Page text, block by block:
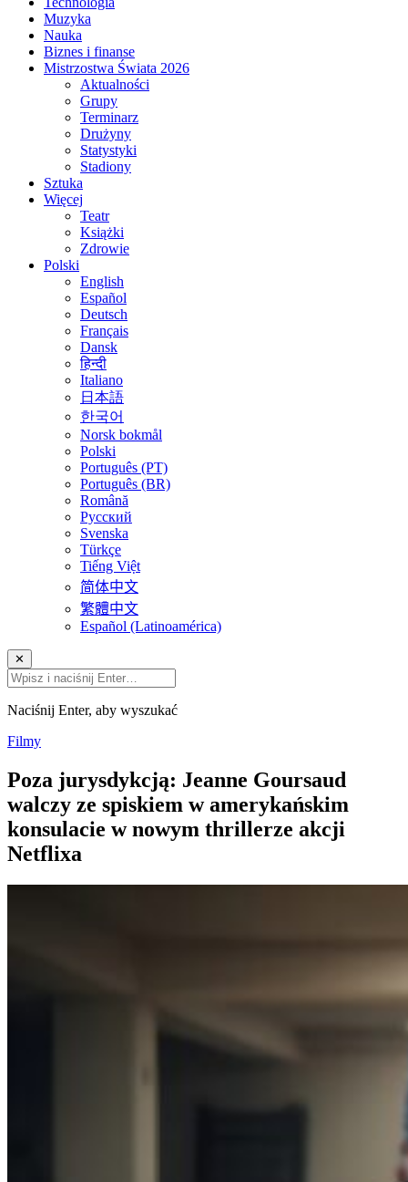
Muzyka
Nauka
Biznes i finanse
Mistrzostwa Świata 2026
Aktualności
Grupy
Terminarz
Drużyny
Statystyki
Stadiony
Sztuka
Więcej
Teatr
Książki
Zdrowie
Polski
English
Español
Deutsch
Français
Dansk
हिन्दी
Italiano
日本語
한국어
Norsk bokmål
Polski
Português (PT)
Português (BR)
Română
Русский
Svenska
Türkçe
Tiếng Việt
简体中文
繁體中文
Español (Latinoamérica)
✕
Naciśnij Enter, aby wyszukać
Filmy
Poza jurysdykcją: Jeanne Goursaud
walczy ze spiskiem w amerykańskim
konsulacie w nowym thrillerze akcji
Netflixa